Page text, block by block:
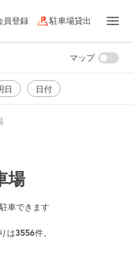
員登録 駐車場貸出
日 日付
マップ
場
車できます
は3556件。